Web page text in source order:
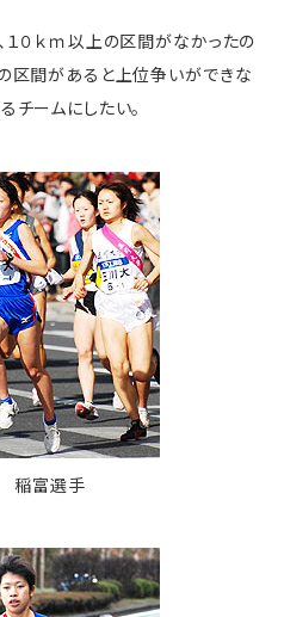
１０ｋｍ以上の区間がなかったの
区間があると上位争いができな
チームにしたい。
稲富選手